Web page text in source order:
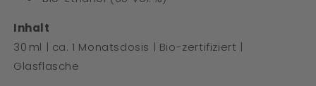
Inhalt
30 ml | ca. 1 Monatsdosis | Bio-zertifiziert |
Glasflasche